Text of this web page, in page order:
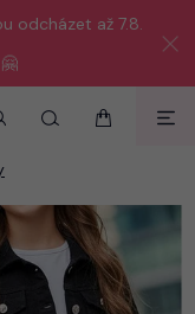
odcházet až 7.8.